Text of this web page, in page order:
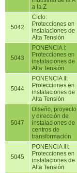
a la Z
5042
Ciclo:
Protecciones en
instalaciones de
Alta Tensión
5043
PONENCIA I:
Protecciones en
instalaciones de
Alta Tensión
5044
PONENCIA II:
Protecciones en
instalaciones de
Alta Tensión
5047
Diseño, proyecto
y dirección de
instalaciones de
centros de
transformación
5045
PONENCIA III:
Protecciones en
instalaciones de
Alta Tensión